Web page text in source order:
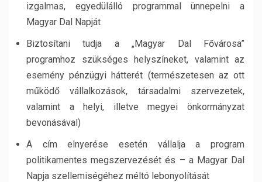
izgalmas, egyedülálló programmal ünnepelni a
Magyar Dal Napját
Biztosítani tudja a „Magyar Dal Fővárosa”
programhoz szükséges helyszíneket, valamint az
esemény pénzügyi hátterét (természetesen az ott
működő vállalkozások, társadalmi szervezetek,
valamint a helyi, illetve megyei önkormányzat
bevonásával)
A cím elnyerése esetén vállalja a program
politikamentes megszervezését és – a Magyar Dal
Napja szellemiségéhez méltó lebonyolítását